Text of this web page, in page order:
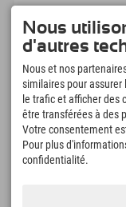
Explorer à emporter
réservations, liste de
des restaurants et
Téléchargez-le
L'heure des
166
Lacs de
piscines d'aventure
Nous
d'autres
Nous et nos
similaires pour
le trafic et afficher des
être transférées à des
Votre consentement
Pour plus
confidentialité.